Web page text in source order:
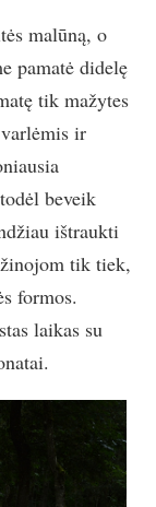
malūną, o
pamatė didelę
tik mažytes
ir
beveik
ištraukti
tik tiek,
formos.
laikas su